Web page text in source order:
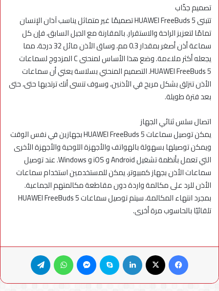
تصميم جذّاب
تتبنى HUAWEI FreeBuds 5 تصميمًا غير متماثل يناسب آذان الإنسان
تمامًا لتعزيز الراحة والاستقرار. بالمقارنة مع الجيل السابق، فإن كل
سماعة أذن أصغر بمقدار 0.3 مم، وساق الأذن مائل 32 درجة، مما
يجعله أكثر ملاءمة. وضع هذا الأساس لمنحنى C المزدوج لسماعات
HUAWEI FreeBuds 5. التصميم المنحني بسلاسة يعني أن سماعات
الأذن تنزلق بشكل مريح في الأذنين، وسوف تنسى أنك ترتديها حتى، حتى
بعد فترة طويلة.
اتصال سلس ثنائي الجهاز
يمكن توصيل سماعات HUAWEI FreeBuds 5 بجهازين في نفس الوقت
ويمكن توصيلها بسهولة بالهواتف والأجهزة اللوحية والأجهزة الأخرى
التي تعمل بأنظمة تشغيل Android و iOS و Windows. عند توصيل
سماعات الأذن بجهاز كمبيوتر، يمكن للمستخدمين استخدام سماعات
الأذن للرد على مكالمة واردة دون مقاطعة مكالمتهم الجماعية.
بمجرد انتهاء المكالمة، سيتم توصيل سماعات HUAWEI FreeBuds 5
تلقائيًا بالحاسوب مرة أخرى.
فيسبوك لينكدإن سكايب ماسنجر واتساب